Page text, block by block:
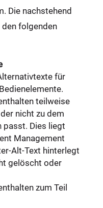
Die nachstehend
folgenden
für
teilweise
nicht zu dem
passt. Dies liegt
Management
Alt-Text hinterlegt
gelöscht oder
zum Teil